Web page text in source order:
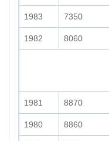
1983 7350
1982 8060
1981 8870
1980 8860